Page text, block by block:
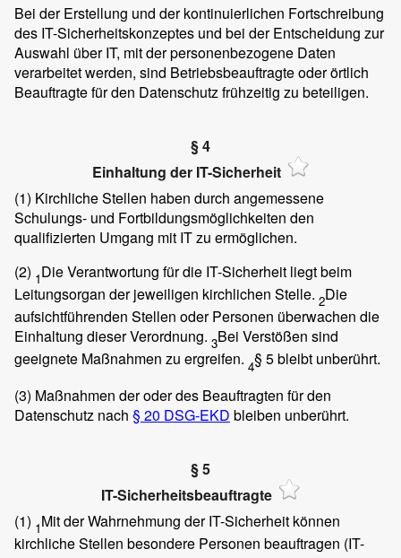
Bei der Erstellung und der kontinuierlichen Fortschreibung
des IT-Sicherheitskonzeptes und bei der Entscheidung zur
Auswahl über IT, mit der personenbezogene Daten
verarbeitet werden, sind Betriebsbeauftragte oder örtlich
Beauftragte für den Datenschutz frühzeitig zu beteiligen.
§ 4
Einhaltung der IT-Sicherheit
(1) Kirchliche Stellen haben durch angemessene
Schulungs- und Fortbildungsmöglichkeiten den
qualifizierten Umgang mit IT zu ermöglichen.
(2) 1Die Verantwortung für die IT-Sicherheit liegt beim
Leitungsorgan der jeweiligen kirchlichen Stelle. 2Die
aufsichtführenden Stellen oder Personen überwachen die
Einhaltung dieser Verordnung. 3Bei Verstößen sind
geeignete Maßnahmen zu ergreifen. 4§ 5 bleibt unberührt.
(3) Maßnahmen der oder des Beauftragten für den
Datenschutz nach § 20 DSG-EKD bleiben unberührt.
§ 5
IT-Sicherheitsbeauftragte
(1) 1Mit der Wahrnehmung der IT-Sicherheit können
kirchliche Stellen besondere Personen beauftragen (IT-